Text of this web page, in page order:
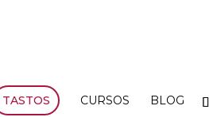
TASTOS CURSOS BLOG